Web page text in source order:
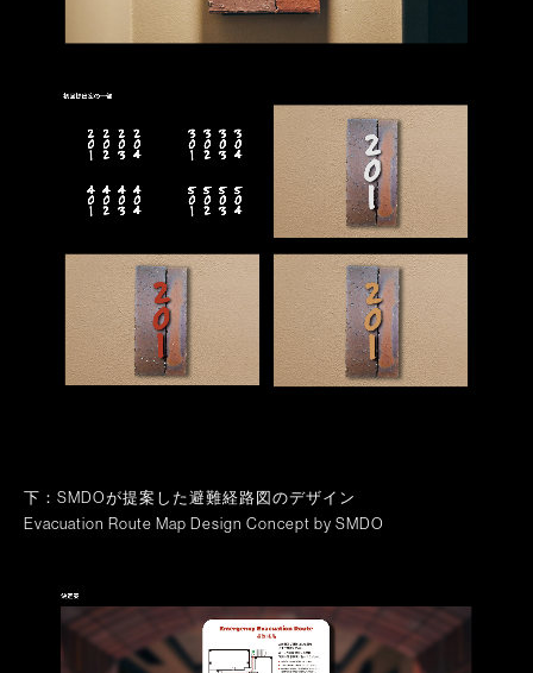
下：SMDOが提案した避難経路図のデザイン
Evacuation Route Map Design Concept by SMDO